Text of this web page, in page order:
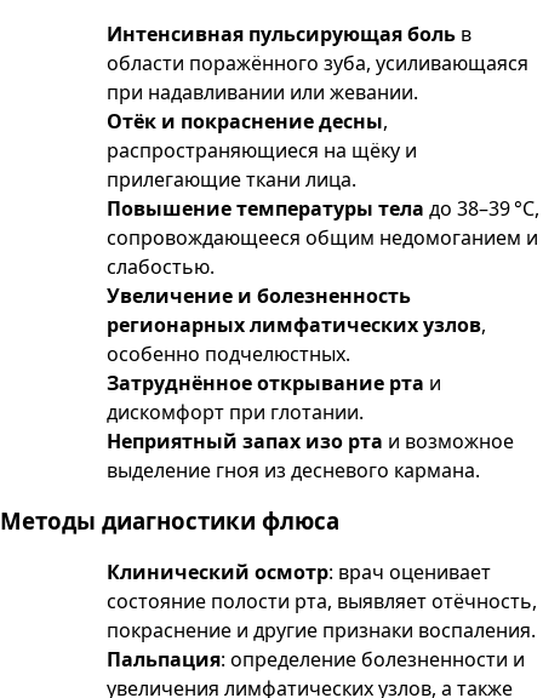
Интенсивная пульсирующая боль в
области поражённого зуба, усиливающаяся
при надавливании или жевании.
Отёк и покраснение десны,
распространяющиеся на щёку и
прилегающие ткани лица.
Повышение температуры тела до 38–39 °C,
сопровождающееся общим недомоганием и
слабостью.
Увеличение и болезненность
регионарных лимфатических узлов,
особенно подчелюстных.
Затруднённое открывание рта и
дискомфорт при глотании.
Неприятный запах изо рта и возможное
выделение гноя из десневого кармана.
Методы диагностики флюса
Клинический осмотр: врач оценивает
состояние полости рта, выявляет отёчность,
покраснение и другие признаки воспаления.
Пальпация: определение болезненности и
увеличения лимфатических узлов, а также